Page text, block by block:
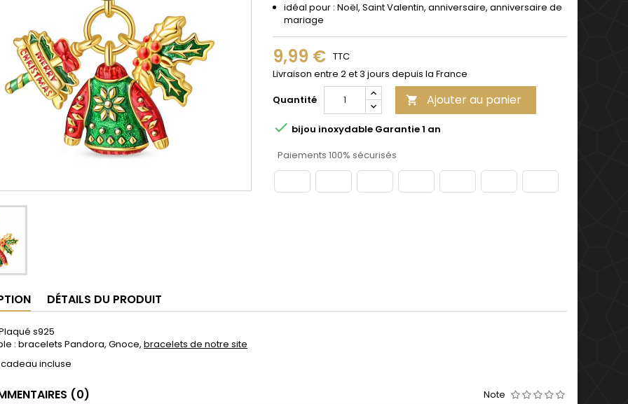
idéal pour : Noël, Saint Valentin, anniversaire, anniversaire de
mariage
9,99 € TTC
Livraison entre 2 et 3 jours depuis la France
Quantité
 Ajouter au panier
 bijou inoxydable Garantie 1 an
Paiements 100% sécurisés
DÉTAILS DU PRODUIT
s925
: bracelets Pandora, Gnoce, bracelets de notre site
incluse
(0) Note